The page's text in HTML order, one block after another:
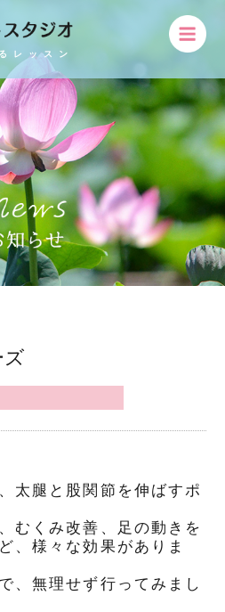
レッスン
ズ
太腿と股関節を伸ばすポ
むくみ改善、足の動きを
、様々な効果がありま
、無理せず行ってみまし